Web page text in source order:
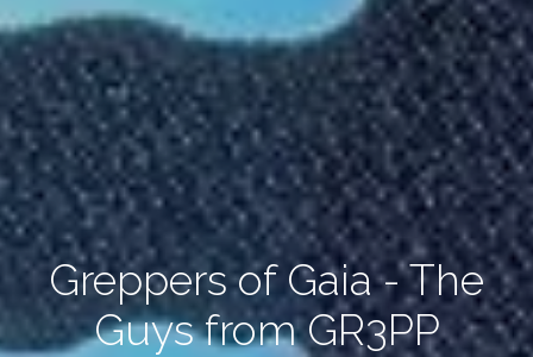
Greppers of Gaia - The
Guys from GR3PP